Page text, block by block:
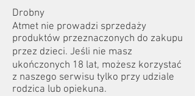
Drobny
Atmet nie prowadzi sprzedaży
produktów przeznaczonych do zakupu
przez dzieci. Jeśli nie masz
ukończonych 18 lat, możesz korzystać
z naszego serwisu tylko przy udziale
rodzica lub opiekuna.